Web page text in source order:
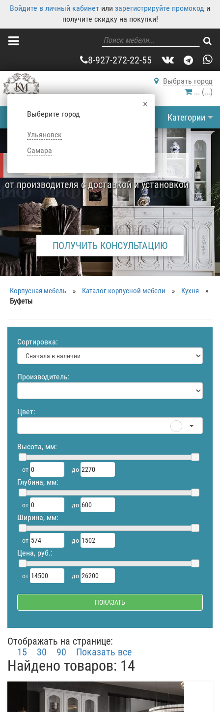
Войдите в личный кабинет или зарегистрируйте промокод и
получите скидку на покупки!
8-927-272-22-55
Выбрать город
×
Выберите город
Ульяновск
Самара
... (...)
Категории
от производителя с доставкой и установкой
ПОЛУЧИТЬ КОНСУЛЬТАЦИЮ
Корпусная мебель » Каталог корпусной мебели » Кухня
»
Буфеты
Сортировка:
Производитель:
Цвет:
Высота, мм:
от до
Глубина, мм:
от до
Ширина, мм:
от до
Цена, руб.:
от до
Отображать на странице:
15
30 90 Показать все
Найдено товаров: 14